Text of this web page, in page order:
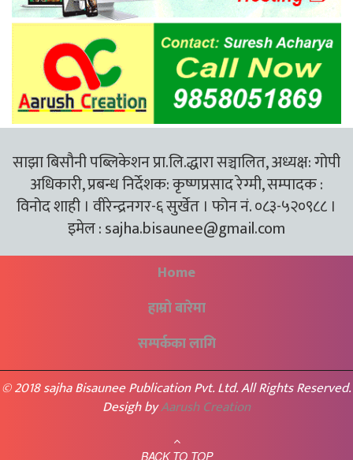
साझा बिसौनी पब्लिकेशन प्रा.लि.द्धारा सञ्चालित, अध्यक्ष: गोपी
अधिकारी, प्रबन्ध निर्देशक: कृष्णप्रसाद रेग्मी, सम्पादक :
विनोद शाही । वीरेन्द्रनगर-६ सुर्खेत । फोन नं. ०८३-५२०९८८ ।
इमेल :sajha.bisaunee@gmail.com
Home
हाम्रो बारेमा
सम्पर्कका लागि
© 2018 sajha Bisaunee Publication Pvt. Ltd. All Rights Reserved.
Desigh byAarush Creation
BACK TO TOP